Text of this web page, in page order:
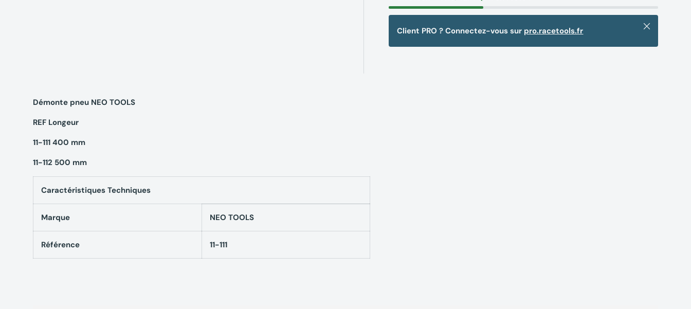
Client PRO ? Connectez-vous sur pro.racetools.fr Fermer
Démonte pneu NEO TOOLS
REF Longeur
11-111 400 mm
11-112 500 mm
Caractéristiques Techniques
Marque NEO TOOLS
Référence 11-111